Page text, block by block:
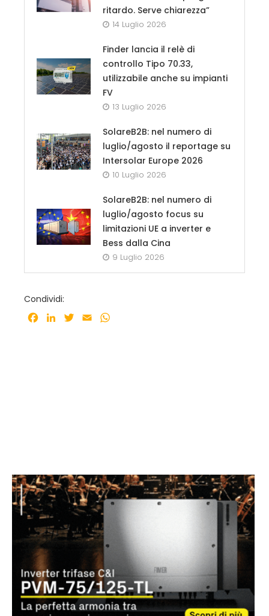
ritardo. Serve chiarezza”
14 Luglio 2026
Finder lancia il relè di
controllo Tipo 70.33,
utilizzabile anche su impianti
FV
13 Luglio 2026
SolareB2B: nel numero di
luglio/agosto il reportage su
Intersolar Europe 2026
10 Luglio 2026
SolareB2B: nel numero di
luglio/agosto focus su
limitazioni UE a inverter e
Bess dalla Cina
9 Luglio 2026
Condividi:
Facebook
LinkedInTwitter
Email